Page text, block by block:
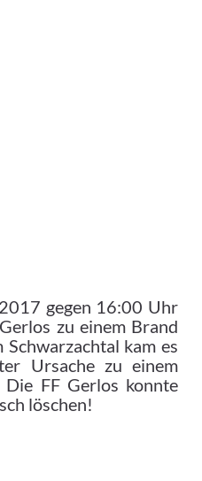
gegen 16:00 Uhr
zu einem Brand
kam es
Ursache zu einem
Die FF Gerlos konnte
löschen!